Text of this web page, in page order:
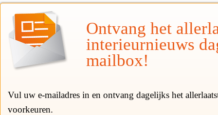
Ontvang het
interieurnieuws
mailbox!
Vul uw e-mailadres in en ontvang dagelijks het
voorkeuren.